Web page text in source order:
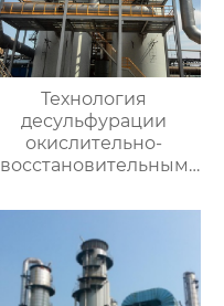
Технология
десульфурации
окислительно-
восстановительным